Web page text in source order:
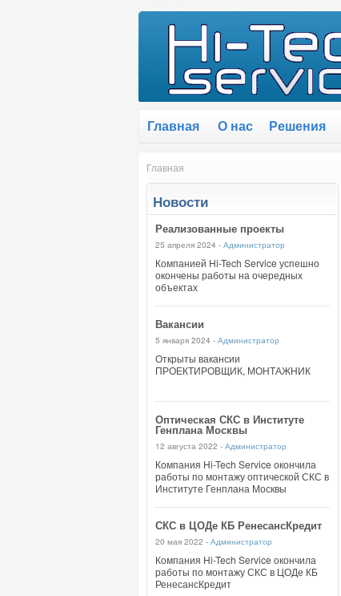
Главная О нас Решения
Главная
Новости
Реализованные проекты
25 апреля 2024 - Администратор
Компанией Hi-Tech Service успешно
окончены работы на очередных
объектах
Вакансии
5 января 2024 - Администратор
Открыты вакансии
ПРОЕКТИРОВЩИК, МОНТАЖНИК
Оптическая СКС в Институте
Генплана Москвы
12 августа 2022 - Администратор
Компания Hi-Tech Service окончила
работы по монтажу оптической СКС в
Институте Генплана Москвы
СКС в ЦОДе КБ РенесансКредит
20 мая 2022 - Администратор
Компания Hi-Tech Service окончила
работы по монтажу СКС в ЦОДе КБ
РенесансКредит